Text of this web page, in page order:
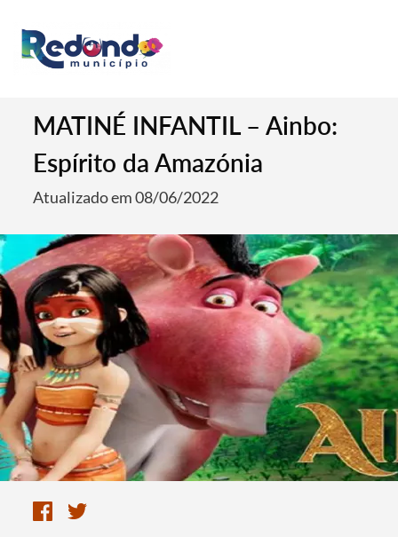
MATINÉ INFANTIL – Ainbo:
Espírito da Amazónia
Atualizado em 08/06/2022